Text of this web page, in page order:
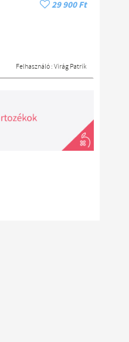
29 900 Ft
Felhasználó :Virág Patrik